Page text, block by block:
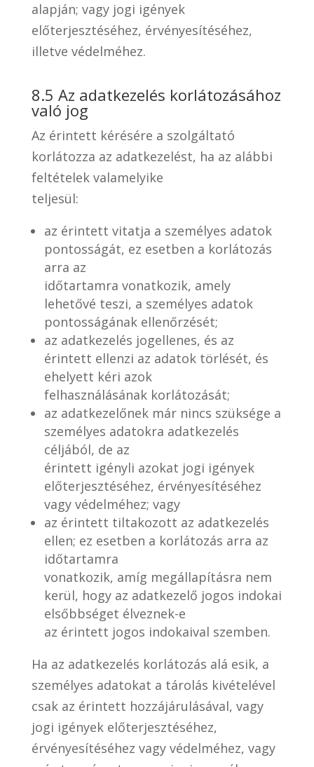
alapján; vagy jogi igények
előterjesztéséhez, érvényesítéséhez,
illetve védelméhez.
8.5 Az adatkezelés korlátozásához
való jog
Az érintett kérésére a szolgáltató
korlátozza az adatkezelést, ha az alábbi
feltételek valamelyike
teljesül:
az érintett vitatja a személyes adatok
pontosságát, ez esetben a korlátozás
arra az
időtartamra vonatkozik, amely
lehetővé teszi, a személyes adatok
pontosságának ellenőrzését;
az adatkezelés jogellenes, és az
érintett ellenzi az adatok törlését, és
ehelyett kéri azok
felhasználásának korlátozását;
az adatkezelőnek már nincs szüksége a
személyes adatokra adatkezelés
céljából, de az
érintett igényli azokat jogi igények
előterjesztéséhez, érvényesítéséhez
vagy védelméhez; vagy
az érintett tiltakozott az adatkezelés
ellen; ez esetben a korlátozás arra az
időtartamra
vonatkozik, amíg megállapításra nem
kerül, hogy az adatkezelő jogos indokai
elsőbbséget élveznek-e
az érintett jogos indokaival szemben.
Ha az adatkezelés korlátozás alá esik, a
személyes adatokat a tárolás kivételével
csak az érintett hozzájárulásával, vagy
jogi igények előterjesztéséhez,
érvényesítéséhez vagy védelméhez, vagy